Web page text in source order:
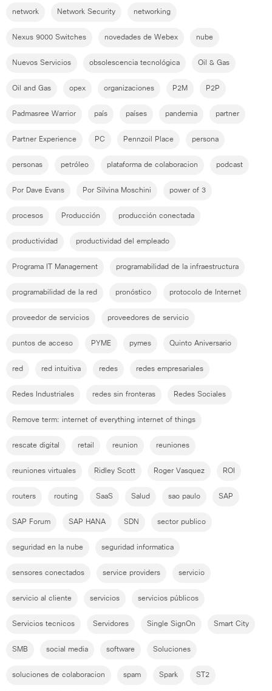
network Network Security networking
Nexus 9000 Switches novedades de Webex nube
Nuevos Servicios obsolescencia tecnológica Oil & Gas
Oil and Gas opex organizaciones P2M P2P
Padmasree Warrior país países pandemia partner
Partner Experience PC Pennzoil Place persona
personas petróleo plataforma de colaboracion podcast
Por Dave Evans Por Silvina Moschini power of 3
procesos Producción producción conectada
productividad productividad del empleado
Programa IT Management programabilidad de la infraestructura
programabilidad de la red pronóstico protocolo de Internet
proveedor de servicios proveedores de servicio
puntos de acceso PYME pymes Quinto Aniversario
red red intuitiva redes redes empresariales
Redes Industriales redes sin fronteras Redes Sociales
Remove term: internet of everything internet of things
rescate digital retail reunion reuniones
reuniones virtuales Ridley Scott Roger Vasquez ROI
routers routing SaaS Salud sao paulo SAP
SAP Forum SAP HANA SDN sector publico
seguridad en la nube seguridad informatica
sensores conectados service providers servicio
servicio al cliente servicios servicios públicos
Servicios tecnicos Servidores Single SignOn Smart City
SMB social media software Soluciones
soluciones de colaboracion spam Spark ST2